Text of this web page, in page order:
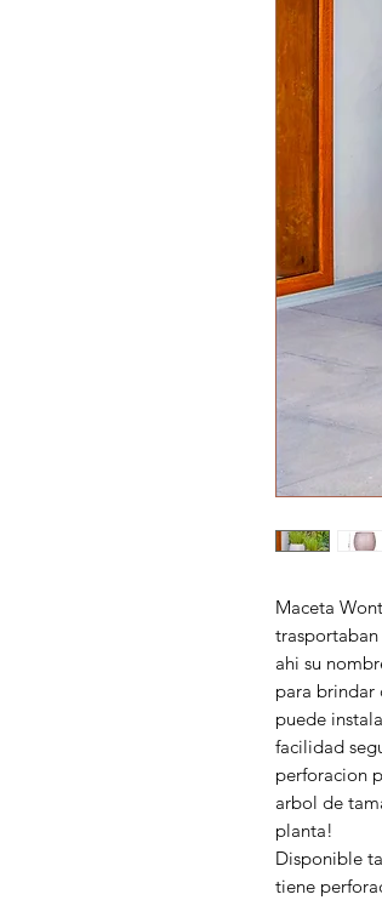
Maceta
ahi su
para brindar
puede
facilidad
perforacion
arbol de
planta!
Disponible
tiene